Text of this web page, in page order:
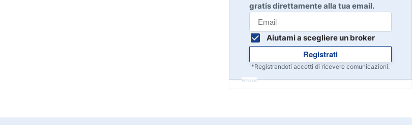
Inizia
Inizia
gratis direttamente alla tua email.
Aiutami a scegliere un broker
Registrati
*Registrandoti accetti di ricevere comunicazioni.
Annuncio